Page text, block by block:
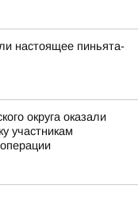
настоящее пиньята-
округа оказали
участникам